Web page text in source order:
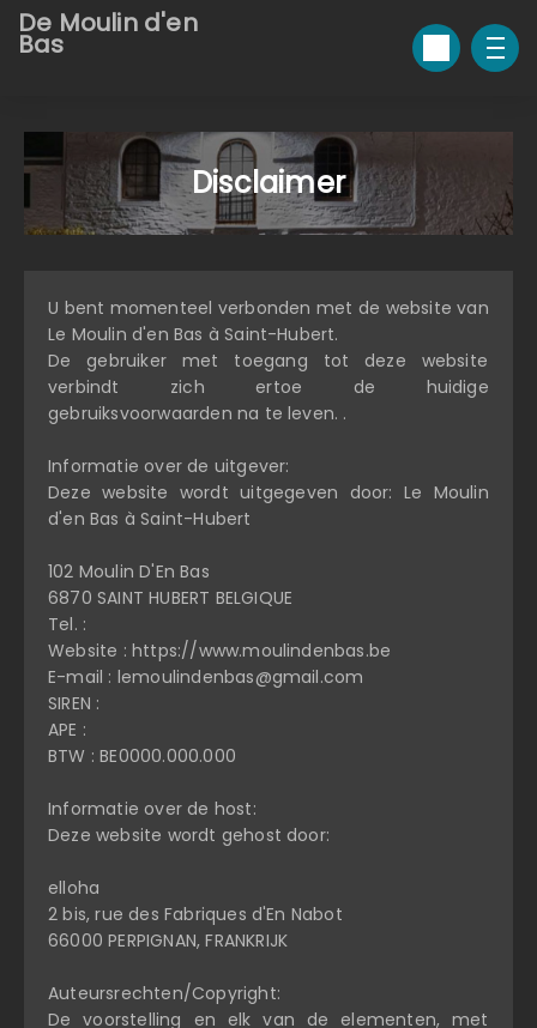
De Moulin d'en
Bas
Disclaimer
U bent momenteel verbonden met de website van
Le Moulin d'en Bas à Saint-Hubert.
De gebruiker met toegang tot deze website
verbindt zich ertoe de huidige
gebruiksvoorwaarden na te leven. .
Informatie over de uitgever:
Deze website wordt uitgegeven door: Le Moulin
d'en Bas à Saint-Hubert
102 Moulin D'En Bas
6870 SAINT HUBERT BELGIQUE
Tel. :
Website : https://www.moulindenbas.be
E-mail : lemoulindenbas@gmail.com
SIREN :
APE :
BTW : BE0000.000.000
Informatie over de host:
Deze website wordt gehost door:
elloha
2 bis, rue des Fabriques d'En Nabot
66000 PERPIGNAN, FRANKRIJK
Auteursrechten/Copyright:
De voorstelling en elk van de elementen, met